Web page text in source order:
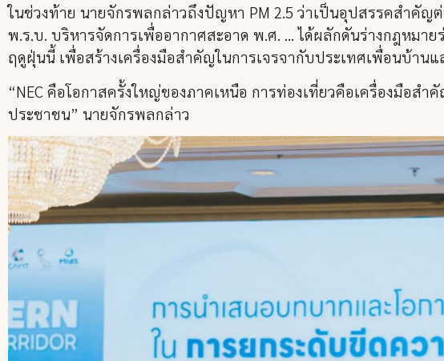
ในช่วงท้าย นายจักรพลกล่าวถึงปัญหา PM 2.5 ว่าเป็นอุปสรรคสำคัญ
พ.ร.บ. บริหารจัดการเพื่ออากาศสะอาด พ.ศ. … ได้ผลักดันร่างกฎหมา
ฤดูฝุ่นนี้ เพื่อสร้างเครื่องมือสำคัญในการเจรจากับประเทศเพื่อนบ้า
“NEC คือโอกาสครั้งใหญ่ของภาคเหนือ การท่องเที่ยวคือเครื่องมือ
ประชาชน” นายจักรพลกล่าว